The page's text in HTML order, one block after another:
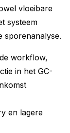
vloeibare
systeem
sporenanalyse.
workflow,
in het GC-
en lagere